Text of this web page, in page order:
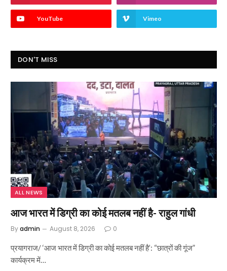
YouTube Vimeo
DON'T MISS
ALL NEWS
आज भारत में डिग्री का कोई मतलब नहीं है- राहुल गांधी
Byadmin August 8, 2026 0
प्रयागराज/ ‘आज भारत में डिग्री का कोई मतलब नहीं है’: “छात्रों की गूंज”
कार्यक्रम में…